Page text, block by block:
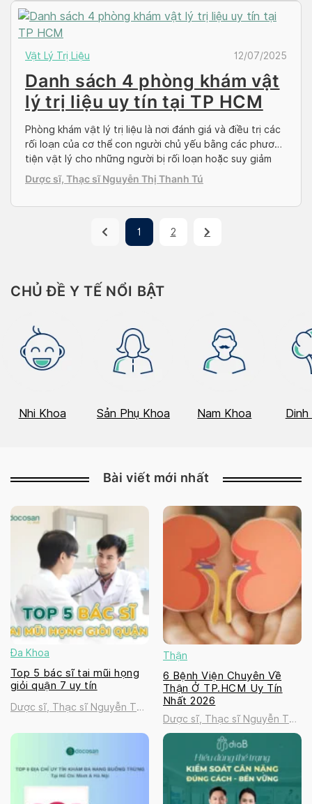
Vật Lý Trị Liệu 12/07/2025
Danh sách 4 phòng khám vật
lý trị liệu uy tín tại TP HCM
Phòng khám vật lý trị liệu là nơi đánh giá và điều trị các
rối loạn của cơ thể con người chủ yếu bằng các phương
tiện vật lý cho những người bị rối loạn hoặc suy giảm
chức năng liên quan đến hệ thống cơ xương, thần kinh,
tim phổi và nội tạng (da) […]
Dược sĩ, Thạc sĩ Nguyễn Thị Thanh Tú
1 2
CHỦ ĐỀ Y TẾ NỔI BẬT
Nhi Khoa Sản Phụ Khoa Nam Khoa
Bài viết mới nhất
Đa Khoa
Top 5 bác sĩ tai mũi họng
giỏi quận 7 uy tín
Dược sĩ, Thạc sĩ Nguyễn Thị
Thận
6 Bệnh Viện Chuyên Về
Thận Ở TP.HCM Uy Tín
Nhất 2026
Dược sĩ, Thạc sĩ Nguyễn Thị
Thanh Tú